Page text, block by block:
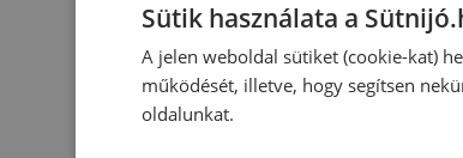
Sütik használata a
A jelen weboldal sütiket (cookie-kat)
működését, illetve, hogy segítsen
oldalunkat.